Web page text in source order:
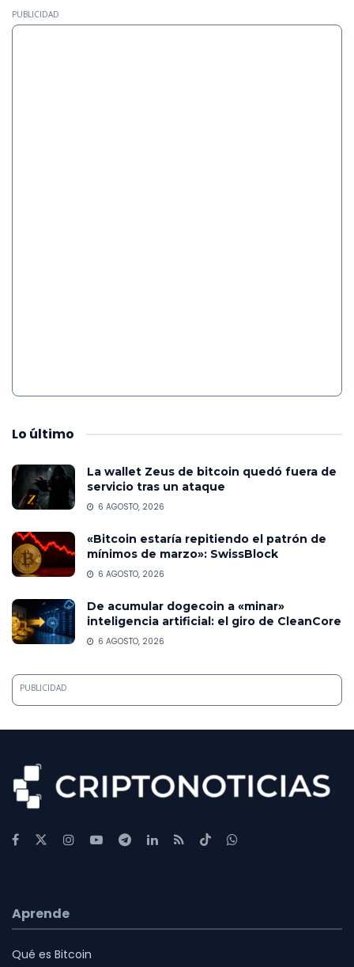
PUBLICIDAD
Lo último
La wallet Zeus de bitcoin quedó fuera de
servicio tras un ataque
6 AGOSTO, 2026
«Bitcoin estaría repitiendo el patrón de
mínimos de marzo»: SwissBlock
6 AGOSTO, 2026
De acumular dogecoin a «minar»
inteligencia artificial: el giro de CleanCore
6 AGOSTO, 2026
PUBLICIDAD
Aprende
Qué es Bitcoin